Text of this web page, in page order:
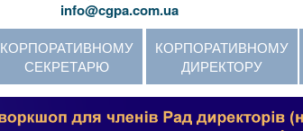
info@cgpa.com.ua
КОРПОРАТИВНОМУ
СЕКРЕТАРЮ
КОРПОРАТИВНОМУ
ДИРЕКТОРУ